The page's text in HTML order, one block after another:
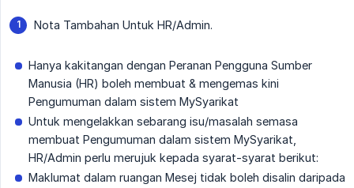
Nota Tambahan Untuk HR/Admin.
Hanya kakitangan dengan Peranan Pengguna Sumber
Manusia (HR) boleh membuat & mengemas kini
Pengumuman dalam sistem MySyarikat
Untuk mengelakkan sebarang isu/masalah semasa
membuat Pengumuman dalam sistem MySyarikat,
HR/Admin perlu merujuk kepada syarat-syarat berikut:
Maklumat dalam ruangan Mesej tidak boleh disalin daripada